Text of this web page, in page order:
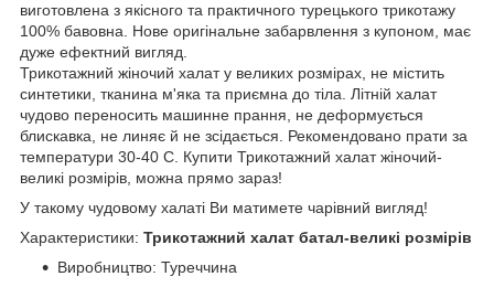
виготовлена з якісного та практичного турецького трикотажу
100% бавовна. Нове оригінальне забарвлення з купоном, має
дуже ефектний вигляд.
Трикотажний жіночий халат у великих розмірах, не містить
синтетики, тканина м'яка та приємна до тіла. Літній халат
чудово переносить машинне прання, не деформується
блискавка, не линяє й не зсідається. Рекомендовано прати за
температури 30-40 С. Купити Трикотажний халат жіночий-
великі розмірів, можна прямо зараз!
У такому чудовому халаті Ви матимете чарівний вигляд!
Характеристики: Трикотажний халат батал-великі розмірів
Виробництво: Туреччина